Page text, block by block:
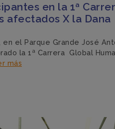
en la 1ª
afectados X la Dana
el Parque Grande José
la 1ª Carrera Global
más